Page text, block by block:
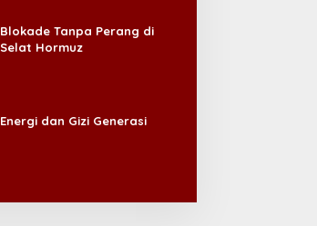
Blokade Tanpa Perang di
Selat Hormuz
Energi dan Gizi Generasi